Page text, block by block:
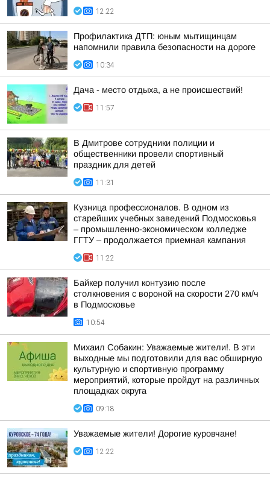
12:22
Профилактика ДТП: юным мытищинцам
напомнили правила безопасности на дороге
10:34
Дача - место отдыха, а не происшествий!
11:57
В Дмитрове сотрудники полиции и
общественники провели спортивный
праздник для детей
11:31
Кузница профессионалов. В одном из
старейших учебных заведений Подмосковья
– промышленно-экономическом колледже
ГГТУ – продолжается приемная кампания
11:22
Байкер получил контузию после
столкновения с вороной на скорости 270 км/ч
в Подмосковье
10:54
Михаил Собакин: Уважаемые жители!. В эти
выходные мы подготовили для вас обширную
культурную и спортивную программу
мероприятий, которые пройдут на различных
площадках округа
09:18
Уважаемые жители! Дорогие куровчане!
12:22